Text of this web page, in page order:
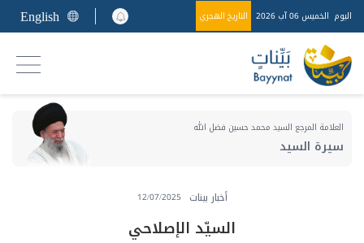
اليوم الخميس 06 آب 2026 التاريخ الهجري English
العلامة المرجع السيد محمد حسين فضل الله
سيرة السيد
أخبار بينات 12/07/2025
السيّد الإصلاحي